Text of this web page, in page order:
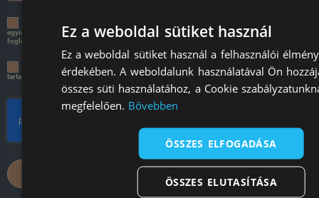
egyidejűleg kijelentem, hogy az Adatkezelési Tájékoztatótmegismertem és az abban
foglaltakat megértettem.
Szeretnék a továbbiakban exkluzív akciókban részesülni, valamit hasznos és érdekes
tartalmakat olvasni a DTR Bunnytől!
CSATLAKOZOM!
Ez a weboldal sütiket használ
Ez a weboldal sütiket használ a felhasználói
érdekében. A weboldalunk használatával Ön
összes süti használatához, a Cookie
megfelelően. Bővebben
ÖSSZES ELFOGADÁSA
ÖSSZES ELUTASÍTÁSA